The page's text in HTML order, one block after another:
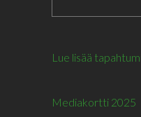
Lue lisää
Mediakortti 2025